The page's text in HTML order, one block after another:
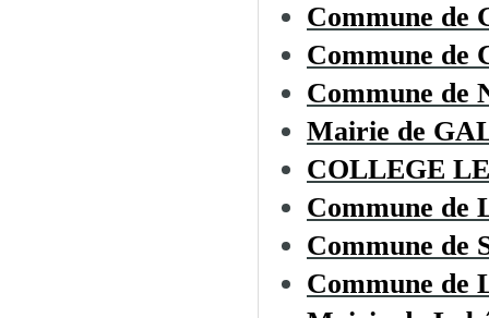
Commune de
Commune de
Commune de
Mairie de
COLLEGE
Commune de
Commune de
Commune de